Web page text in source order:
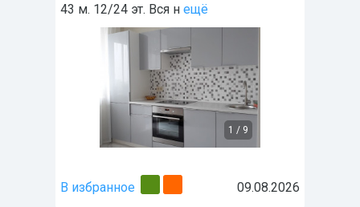
43 м. 12/24 эт. Вся н ещё
1 / 9
В избранное 09.08.2026